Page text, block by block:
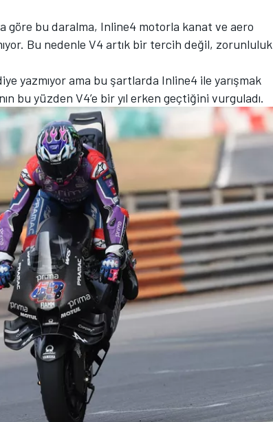
göre bu daralma, Inline4 motorla kanat ve aero
Bu nedenle V4 artık bir tercih değil, zorunluluk
yazmıyor ama bu şartlarda Inline4 ile yarışmak
bu yüzden V4’e bir yıl erken geçtiğini vurguladı.